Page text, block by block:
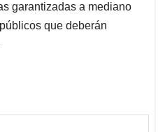
garantizadas a mediano
que deberán